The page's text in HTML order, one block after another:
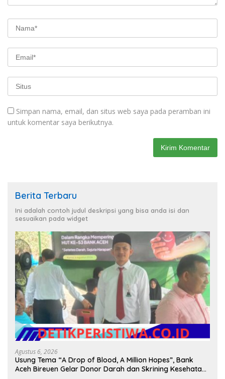
Simpan nama, email, dan situs web saya pada peramban ini
untuk komentar saya berikutnya.
Berita Terbaru
Ini adalah contoh judul deskripsi yang bisa anda isi dan
sesuaikan pada widget
Agustus 6, 2026
Usung Tema “A Drop of Blood, A Million Hopes”, Bank
Aceh Bireuen Gelar Donor Darah dan Skrining Kesehatan